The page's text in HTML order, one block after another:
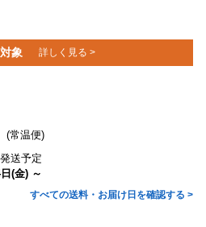
象 詳しく見る >
(常温便)
送予定
(金) ～
すべての送料・お届け日を確認する >